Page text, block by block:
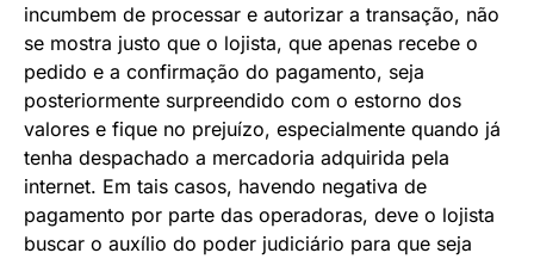
incumbem de processar e autorizar a transação, não
se mostra justo que o lojista, que apenas recebe o
pedido e a confirmação do pagamento, seja
posteriormente surpreendido com o estorno dos
valores e fique no prejuízo, especialmente quando já
tenha despachado a mercadoria adquirida pela
internet. Em tais casos, havendo negativa de
pagamento por parte das operadoras, deve o lojista
buscar o auxílio do poder judiciário para que seja